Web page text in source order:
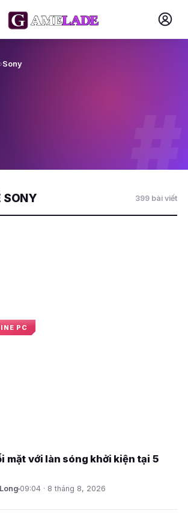
›Sony
#
SONY 399 bài viết
PC
mặt với làn sóng khởi kiện tại 5
09:04 · 8 tháng 8, 2026